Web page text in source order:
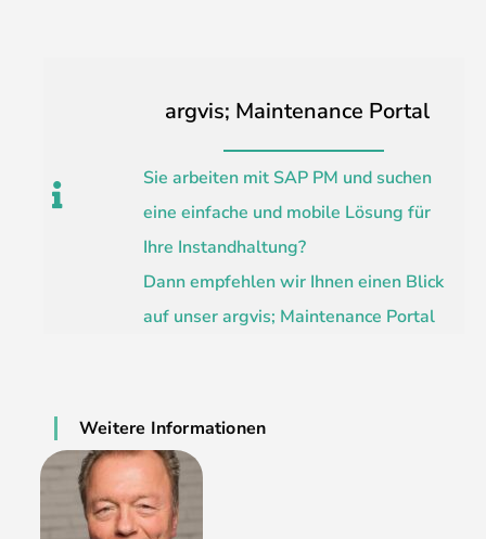
argvis; Maintenance Portal
Sie arbeiten mit SAP PM und suchen
eine einfache und mobile Lösung für
Ihre Instandhaltung?
Dann empfehlen wir Ihnen einen Blick
auf unser argvis; Maintenance Portal
Weitere Informationen